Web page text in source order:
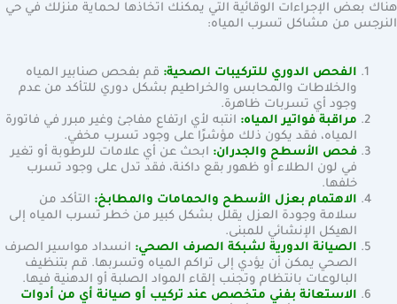
هناك بعض الإجراءات الوقائية التي يمكنك اتخاذها لحماية منزلك في حي
النرجس من مشاكل تسرب المياه:
الفحص الدوري للتركيبات الصحية: قم بفحص صنابير المياه
والخلاطات والمحابس والخراطيم بشكل دوري للتأكد من عدم
وجود أي تسربات ظاهرة.
مراقبة فواتير المياه: انتبه لأي ارتفاع مفاجئ وغير مبرر في فاتورة
المياه، فقد يكون ذلك مؤشرًا على وجود تسرب مخفي.
فحص الأسطح والجدران: ابحث عن أي علامات للرطوبة أو تغير
في لون الطلاء أو ظهور بقع داكنة، فقد تدل على وجود تسرب
خلفها.
الاهتمام بعزل الأسطح والحمامات والمطابخ: التأكد من
سلامة وجودة العزل يقلل بشكل كبير من خطر تسرب المياه إلى
الهيكل الإنشائي للمبنى.
الصيانة الدورية لشبكة الصرف الصحي: انسداد مواسير الصرف
الصحي يمكن أن يؤدي إلى تراكم المياه وتسربها. قم بتنظيف
البالوعات بانتظام وتجنب إلقاء المواد الصلبة أو الدهنية فيها.
الاستعانة بفني متخصص عند تركيب أو صيانة أي من أدوات